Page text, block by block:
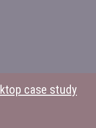
case study